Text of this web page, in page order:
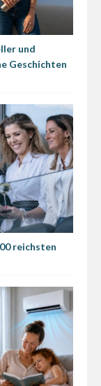
und
Geschichten
reichsten